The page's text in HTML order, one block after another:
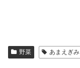
野菜 あまえぎみ